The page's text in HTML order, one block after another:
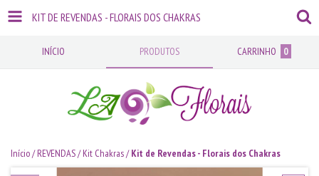
KIT DE REVENDAS - FLORAIS DOS CHAKRAS
INÍCIO PRODUTOS CARRINHO 0
Início/ REVENDAS/ Kit Chakras/ Kit de Revendas - Florais dos Chakras